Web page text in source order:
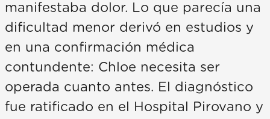
manifestaba dolor. Lo que parecía una
dificultad menor derivó en estudios y
en una confirmación médica
contundente: Chloe necesita ser
operada cuanto antes. El diagnóstico
fue ratificado en el Hospital Pirovano y